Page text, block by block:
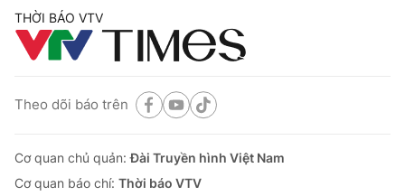
THỜI BÁO VTV
Theo dõi báo trên
Cơ quan chủ quản:Đài Truyền hình Việt Nam
Cơ quan báo chí: Thời báo VTV